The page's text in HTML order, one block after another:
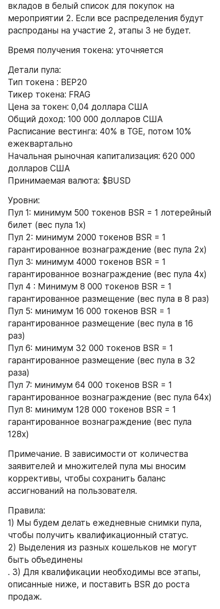
вкладов в белый список для покупок на
мероприятии 2. Если все распределения будут
распроданы на участие 2, этапы 3 не будет.
Время получения токена: уточняется
Детали пула:
Тип токена : BEP20
Тикер токена: FRAG
Цена за токен: 0,04 доллара США
Общий доход: 100 000 долларов США
Расписание вестинга: 40% в TGE, потом 10%
ежеквартально
Начальная рыночная капитализация: 620 000
долларов США
Принимаемая валюта: $BUSD
Уровни:
Пул 1: минимум 500 токенов BSR = 1 лотерейный
билет (вес пула 1x)
Пул 2: минимум 2000 токенов BSR = 1
гарантированное вознаграждение (вес пула 2x)
Пул 3: минимум 4000 токенов BSR = 1
гарантированное вознаграждение (вес пула 4x)
Пул 4 : Минимум 8 000 токенов BSR = 1
гарантированное размещение (вес пула в 8 раз)
Пул 5: минимум 16 000 токенов BSR = 1
гарантированное размещение (вес пула в 16
раз)
Пул 6: минимум 32 000 токенов BSR = 1
гарантированное размещение (вес пула в 32
раза)
Пул 7: минимум 64 000 токенов BSR = 1
гарантированное вознаграждение (вес пула 64x)
Пул 8: минимум 128 000 токенов BSR = 1
гарантированное вознаграждение (вес пула
128x)
Примечание. В зависимости от количества
заявителей и множителей пула мы вносим
коррективы, чтобы сохранить баланс
ассигнований на пользователя.
Правила:
1) Мы будем делать ежедневные снимки пула,
чтобы получить квалификационный статус.
2) Выделения из разных кошельков не могут
быть объединены
. 3) Для квалификации необходимы все этапы,
описанные ниже, и поставить BSR до роста
продаж.